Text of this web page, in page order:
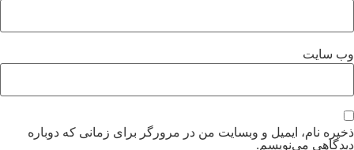
سایت
نام، ایمیل و وبسایت من در مرورگر برای زمانی که دوباره
می‌نویسم.